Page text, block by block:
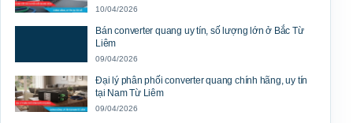
10/04/2026
Bán converter quang uy tín, số lượng lớn ở Bắc Từ
Liêm
09/04/2026
Đại lý phân phối converter quang chính hãng, uy tín
tại Nam Từ Liêm
09/04/2026